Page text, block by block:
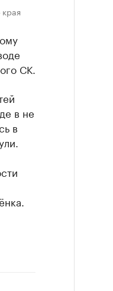
СК.
в не
в